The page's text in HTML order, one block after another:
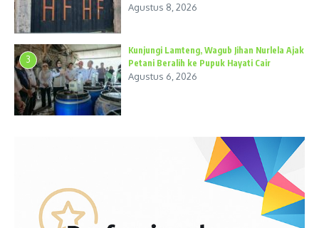
Agustus 8, 2026
3
Kunjungi Lamteng, Wagub Jihan Nurlela Ajak
Petani Beralih ke Pupuk Hayati Cair
Agustus 6, 2026